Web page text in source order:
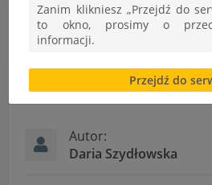
Informacje
Autor:
Daria Szydłowska
Zanim klikniesz „Przejdź do
to okno, prosimy o
informacji.
Brak zgody bądź ograniczenie
cookies lub local storage,
uniemożliwić korzystanie z
przetwarzania danych
czas w sekcji
Przejdź do